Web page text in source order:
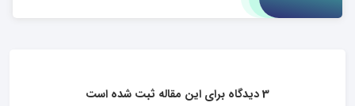
3 دیدگاه برای این مقاله ثبت شده است